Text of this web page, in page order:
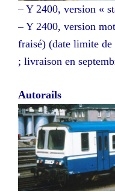
– Y 2400, version «
– Y 2400, version
fraisé) (date limite
; livraison en
Autorails